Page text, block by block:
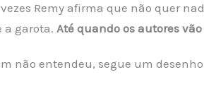
Remy afirma que não quer
a garota. Até quando os autores vão
não entendeu, segue um